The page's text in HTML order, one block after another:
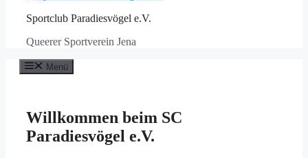
springenSportclub Paradiesvögel e.V.
Queerer Sportverein Jena
Menü
Willkommen beim SC
Paradiesvögel e.V.